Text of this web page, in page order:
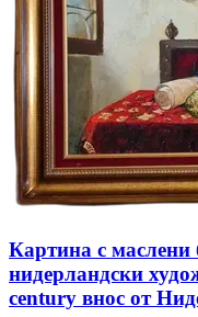
Картина с маслени
нидерландски
century внос от